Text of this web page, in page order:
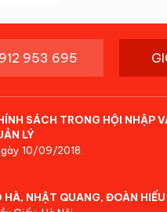
953 695
SÁCH TRONG HỘI NHẬP
LÝ
10/09/2018.
NHẬT QUANG, ĐOÀN HIẾU